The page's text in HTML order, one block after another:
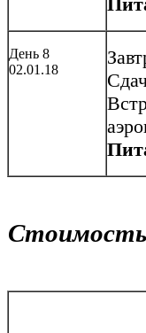
День 8
02.01.18
Стоимость